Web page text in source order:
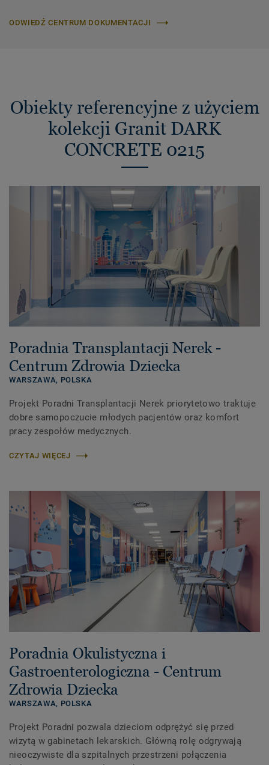
ODWIEDŹ CENTRUM DOKUMENTACJI
Obiekty referencyjne z użyciem
kolekcji Granit DARK
CONCRETE 0215
Poradnia Transplantacji Nerek -
Centrum Zdrowia Dziecka
WARSZAWA, POLSKA
Projekt Poradni Transplantacji Nerek priorytetowo traktuje
dobre samopoczucie młodych pacjentów oraz komfort
pracy zespołów medycznych.
CZYTAJ WIĘCEJ
Poradnia Okulistyczna i
Gastroenterologiczna - Centrum
Zdrowia Dziecka
WARSZAWA, POLSKA
Projekt Poradni pozwala dzieciom odprężyć się przed
wizytą w gabinetach lekarskich. Główną rolę odgrywają
nieoczywiste dla szpitalnych przestrzeni połączenia